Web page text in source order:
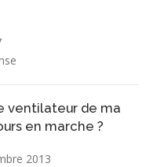
ventilateur de ma
en marche ?
2013